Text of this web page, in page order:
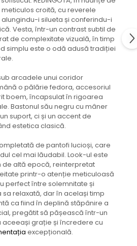
croită, cu reverele
i silueta și conferindu-i
Vesta, într-un contrast subtil de
de complexitate vizuală, în timp
simplu este o odă adusă tradiției
arcadele unui coridor
o pălărie fedora, accesoriul
boem, încapsulat în rigoarea
Bastonul său negru cu mâner
suport, ci și un accent de
estetica clasică.
de pantofi lucioși, care
cel mai lăudabil. Look-ul este
de altă epocă, reinterpretat
printr-o atenție meticuloasă
perfect între solemnitate și
relaxată, dar în același timp
ca fiind în deplină stăpânire a
pregătit să pășească într-un
aceeași grație și încredere cu
excepțională.